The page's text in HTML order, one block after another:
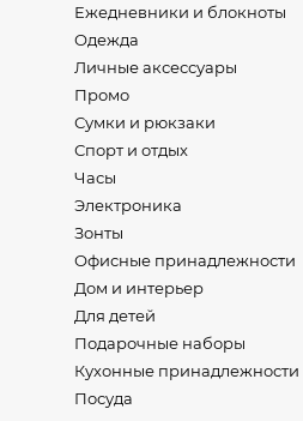
Ежедневники и блокноты
Одежда
Личные аксессуары
Промо
Сумки и рюкзаки
Спорт и отдых
Часы
Электроника
Зонты
Офисные принадлежности
Дом и интерьер
Для детей
Подарочные наборы
Кухонные принадлежности
Посуда